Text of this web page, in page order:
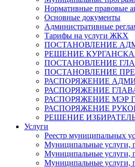
Нормативные правовые
Основные документы
Административные
Тарифы на услуги ЖКХ
ПОСТАНОВЛЕНИЕ
РЕШЕНИЕ
ПОСТАНОВЛЕНИЕ
ПОСТАНОВЛЕНИЕ
РАСПОРЯЖЕНИЕ
РАСПОРЯЖЕНИЕ
РАСПОРЯЖЕНИЕ МЭР
РАСПОРЯЖЕНИЕ
РЕШЕНИЕ
Услуги
Реестр муниципальных
Муниципальные услуги,
Муниципальные услуги,
Муниципальные услуги,